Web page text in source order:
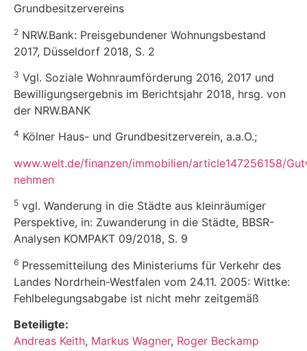
Grundbesitzervereins
2 NRW.Bank: Preisgebundener Wohnungsbestand
2017, Düsseldorf 2018, S. 2
3 Vgl. Soziale Wohnraumförderung 2016, 2017 und
Bewilligungsergebnis im Berichtsjahr 2018, hrsg. von
der NRW.BANK
4 Kölner Haus- und Grundbesitzerverein, a.a.O.;
www.welt.de/finanzen/immobilien/article147256158/
nehmen
5 vgl. Wanderung in die Städte aus kleinräumiger
Perspektive, in: Zuwanderung in die Städte, BBSR-
Analysen KOMPAKT 09/2018, S. 9
6 Pressemitteilung des Ministeriums für Verkehr des
Landes Nordrhein-Westfalen vom 24.11. 2005: Wittke:
Fehlbelegungsabgabe ist nicht mehr zeitgemäß
Beteiligte:
Andreas Keith, Markus Wagner, Roger Beckamp